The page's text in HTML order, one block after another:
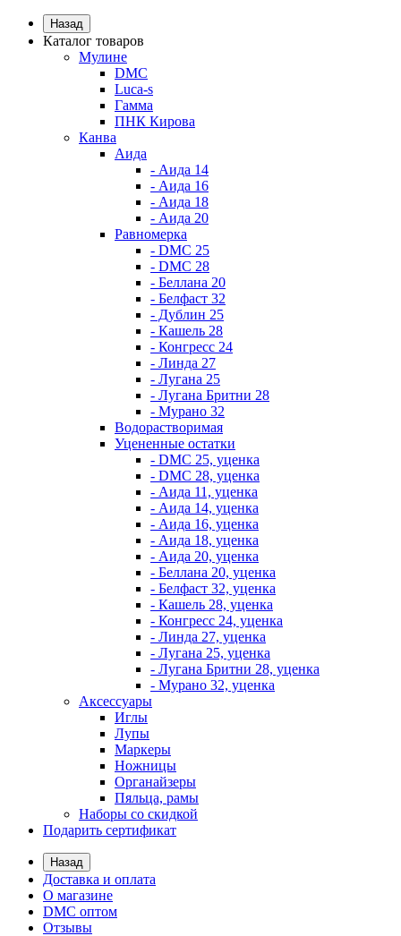
Назад
Каталог товаров
Мулине
DMC
Luca-s
Гамма
ПНК Кирова
Канва
Аида
- Аида 14
- Аида 16
- Аида 18
- Аида 20
Равномерка
- DMC 25
- DMC 28
- Беллана 20
- Белфаст 32
- Дублин 25
- Кашель 28
- Конгресс 24
- Линда 27
- Лугана 25
- Лугана Бритни 28
- Мурано 32
Водорастворимая
Уцененные остатки
- DMC 25, уценка
- DMC 28, уценка
- Аида 11, уценка
- Аида 14, уценка
- Аида 16, уценка
- Аида 18, уценка
- Аида 20, уценка
- Беллана 20, уценка
- Белфаст 32, уценка
- Кашель 28, уценка
- Конгресс 24, уценка
- Линда 27, уценка
- Лугана 25, уценка
- Лугана Бритни 28, уценка
- Мурано 32, уценка
Аксессуары
Иглы
Лупы
Маркеры
Ножницы
Органайзеры
Пяльца, рамы
Наборы со скидкой
Подарить сертификат
Назад
Доставка и оплата
О магазине
DMC оптом
Отзывы